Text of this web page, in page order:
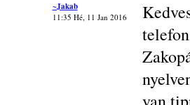
~Jakab
11:35 Hé, 11 Jan 2016